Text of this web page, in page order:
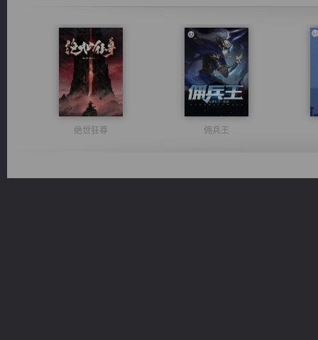
绝世狂尊 佣兵王